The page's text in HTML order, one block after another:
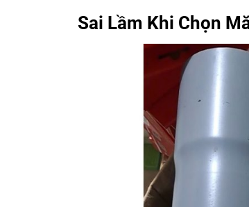
Sai Lầm Khi Chọn